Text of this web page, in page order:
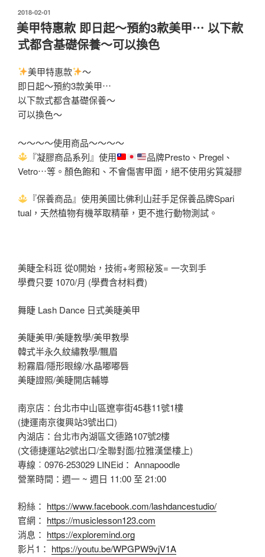
發
佈
於
2018-02-01
美甲特惠款 即日起～預約3款美甲⋯ 以下款
式都含基礎保養～可以換色
美甲特惠款
～
即日起～預約3款美甲⋯
以下款式都含基礎保養～
可以換色～
～～～～使用商品～～～～
『凝膠商品系列』使用
品牌Presto、Pregel、
Vetro⋯等。顏色飽和、不會傷害甲面，絕不使用劣質凝膠
『保養商品』使用美國比佛利山莊手足保養品牌Spari
tual，天然植物有機萃取精華，更不進行動物測試。
美睫全科班 從0開始，技術+考照秘笈= 一次到手
學費只要 1070/月 (學費含材料費)
舞睫 Lash Dance 日式美睫美甲
美睫美甲/美睫教學/美甲教學
韓式半永久紋繡教學/飄眉
粉霧眉/隱形眼線/水晶嘟嘟唇
美睫證照/美睫開店輔導
南京店：台北市中山區遼寧街45巷11號1樓
(捷運南京復興站3號出口)
內湖店：台北市內湖區文德路107號2樓
(文德捷運站2號出口/全聯對面/拉雅漢堡樓上)
專線︰0976-253029 LINEid： Annapoodle
營業時間：週一 ~ 週日 11:00 至 21:00
粉絲： https://www.facebook.com/lashdancestudio/
官網： https://musiclesson123.com
消息： https://exploremind.org
影片1： https://youtu.be/WPGPW9vjV1A